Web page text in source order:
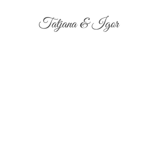
Tatjana & Igor